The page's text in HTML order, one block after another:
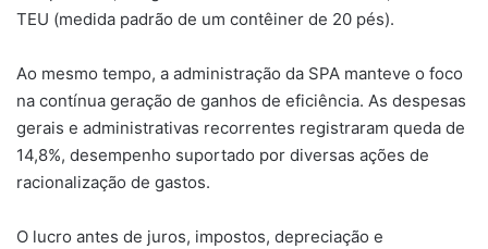
TEU (medida padrão de um contêiner de 20 pés).
Ao mesmo tempo, a administração da SPA manteve o foco
na contínua geração de ganhos de eficiência. As despesas
gerais e administrativas recorrentes registraram queda de
14,8%, desempenho suportado por diversas ações de
racionalização de gastos.
O lucro antes de juros, impostos, depreciação e